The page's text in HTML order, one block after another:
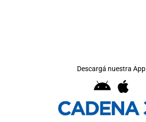
Descargá nuestra App